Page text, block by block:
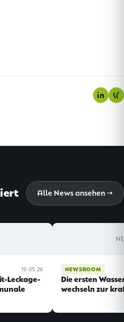
Alle News ansehen →
19.05.26
Leckage-
NEWSROOM
Die ersten
wechseln zur